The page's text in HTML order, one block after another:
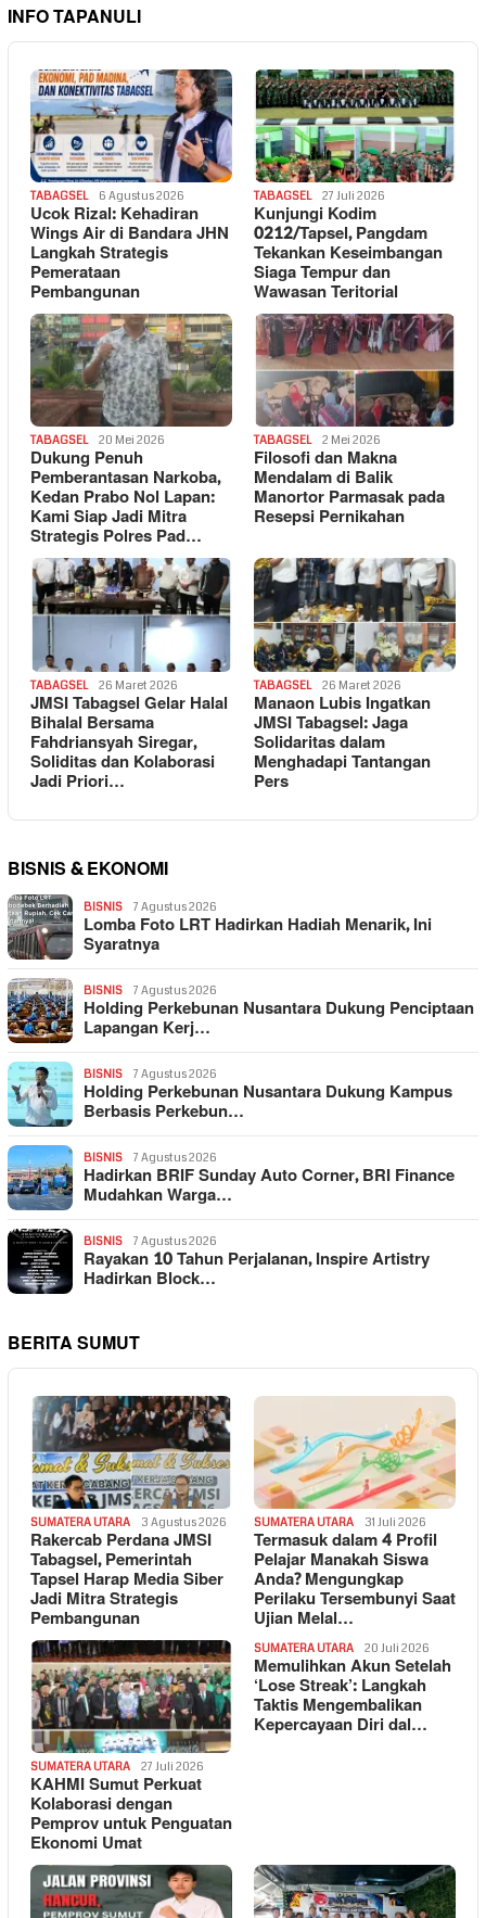
INFO TAPANULI
TABAGSEL 6 Agustus 2026
Ucok Rizal: Kehadiran
Wings Air di Bandara JHN
Langkah Strategis
Pemerataan
Pembangunan
TABAGSEL 27 Juli 2026
Kunjungi Kodim
0212/Tapsel, Pangdam
Tekankan Keseimbangan
Siaga Tempur dan
Wawasan Teritorial
TABAGSEL 20 Mei 2026
Dukung Penuh
Pemberantasan Narkoba,
Kedan Prabo Nol Lapan:
Kami Siap Jadi Mitra
Strategis Polres Pad…
TABAGSEL 2 Mei 2026
Filosofi dan Makna
Mendalam di Balik
Manortor Parmasak pada
Resepsi Pernikahan
TABAGSEL 26 Maret 2026
JMSI Tabagsel Gelar Halal
Bihalal Bersama
Fahdriansyah Siregar,
Soliditas dan Kolaborasi
Jadi Priori…
TABAGSEL 26 Maret 2026
Manaon Lubis Ingatkan
JMSI Tabagsel: Jaga
Solidaritas dalam
Menghadapi Tantangan
Pers
BISNIS & EKONOMI
BISNIS 7 Agustus 2026
Lomba Foto LRT Hadirkan Hadiah Menarik, Ini
Syaratnya
BISNIS 7 Agustus 2026
Holding Perkebunan Nusantara Dukung Penciptaan
Lapangan Kerj…
BISNIS 7 Agustus 2026
Holding Perkebunan Nusantara Dukung Kampus
Berbasis Perkebun…
BISNIS 7 Agustus 2026
Hadirkan BRIF Sunday Auto Corner, BRI Finance
Mudahkan Warga…
BISNIS 7 Agustus 2026
Rayakan 10 Tahun Perjalanan, Inspire Artistry
Hadirkan Block…
BERITA SUMUT
SUMATERA UTARA 3 Agustus 2026
Rakercab Perdana JMSI
Tabagsel, Pemerintah
Tapsel Harap Media Siber
Jadi Mitra Strategis
Pembangunan
SUMATERA UTARA 31 Juli 2026
Termasuk dalam 4 Profil
Pelajar Manakah Siswa
Anda? Mengungkap
Perilaku Tersembunyi Saat
Ujian Melal…
SUMATERA UTARA 27 Juli 2026
KAHMI Sumut Perkuat
Kolaborasi dengan
Pemprov untuk Penguatan
Ekonomi Umat
SUMATERA UTARA 20 Juli 2026
Memulihkan Akun Setelah
‘Lose Streak’: Langkah
Taktis Mengembalikan
Kepercayaan Diri dal…